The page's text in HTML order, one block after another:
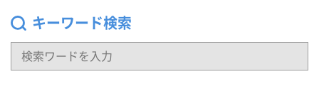
キーワード検索